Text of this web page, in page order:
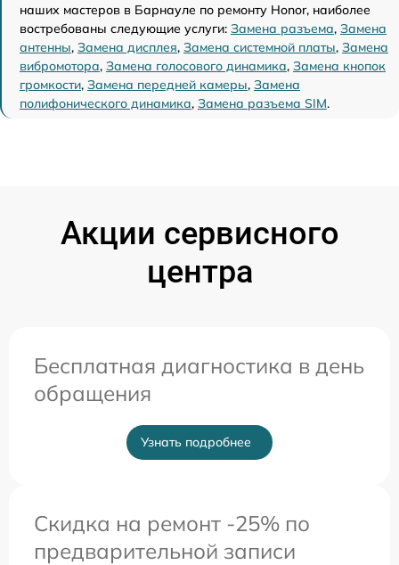
наших мастеров в Барнауле по ремонту Honor, наиболее
востребованы следующие услуги: Замена разъема, Замена
антенны, Замена дисплея, Замена системной платы, Замена
вибромотора, Замена голосового динамика, Замена кнопок
громкости, Замена передней камеры, Замена
полифонического динамика, Замена разъема SIM.
Акции сервисного
центра
Бесплатная диагностика в день
обращения
Узнать подробнее
Скидка на ремонт -25% по
предварительной записи